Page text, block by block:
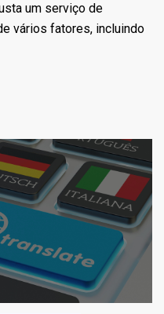
um serviço de
vários fatores, incluindo